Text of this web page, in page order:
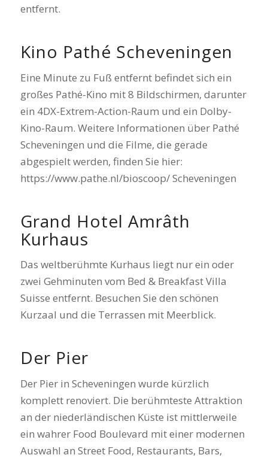
entfernt.
Kino Pathé Scheveningen
Eine Minute zu Fuß entfernt befindet sich ein
großes Pathé-Kino mit 8 Bildschirmen, darunter
ein 4DX-Extrem-Action-Raum und ein Dolby-
Kino-Raum. Weitere Informationen über Pathé
Scheveningen und die Filme, die gerade
abgespielt werden, finden Sie hier:
https://www.pathe.nl/bioscoop/ Scheveningen
Grand Hotel Amrâth
Kurhaus
Das weltberühmte Kurhaus liegt nur ein oder
zwei Gehminuten vom Bed & Breakfast Villa
Suisse entfernt. Besuchen Sie den schönen
Kurzaal und die Terrassen mit Meerblick.
Der Pier
Der Pier in Scheveningen wurde kürzlich
komplett renoviert. Die berühmteste Attraktion
an der niederländischen Küste ist mittlerweile
ein wahrer Food Boulevard mit einer modernen
Auswahl an Street Food, Restaurants, Bars,